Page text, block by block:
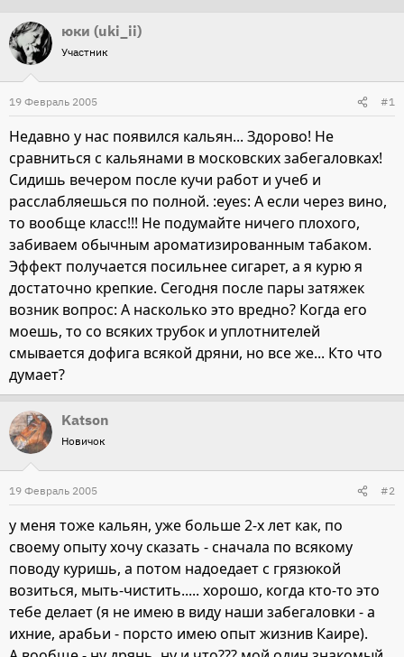
т
о
р
т
е
а
юки (uki_ii)
Участник
19 Февраль 2005 #1
Недавно у нас появился кальян... Здорово! Не
сравниться с кальянами в московских забегаловках!
Сидишь вечером после кучи работ и учеб и
расслабляешься по полной. :eyes: А если через вино,
то вообще класс!!! Не подумайте ничего плохого,
забиваем обычным ароматизированным табаком.
Эффект получается посильнее сигарет, а я курю я
достаточно крепкие. Сегодня после пары затяжек
возник вопрос: А насколько это вредно? Когда его
моешь, то со всяких трубок и уплотнителей
смывается дофига всякой дряни, но все же... Кто что
думает?
Katson
Новичок
19 Февраль 2005 #2
у меня тоже кальян, уже больше 2-х лет как, по
своему опыту хочу сказать - сначала по всякому
поводу куришь, а потом надоедает с грязюкой
возиться, мыть-чистить..... хорошо, когда кто-то это
тебе делает (я не имею в виду наши забегаловки - а
ихние, арабьи - порсто имею опыт жизнив Каире).